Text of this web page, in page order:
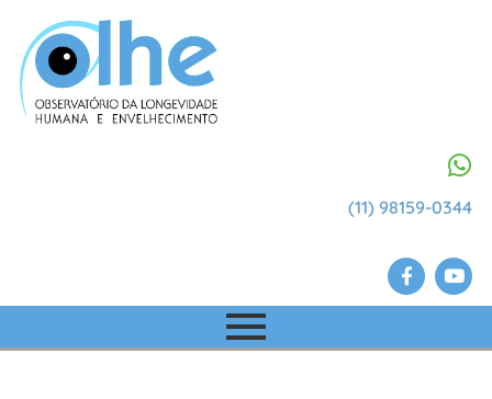
(11) 98159-0344